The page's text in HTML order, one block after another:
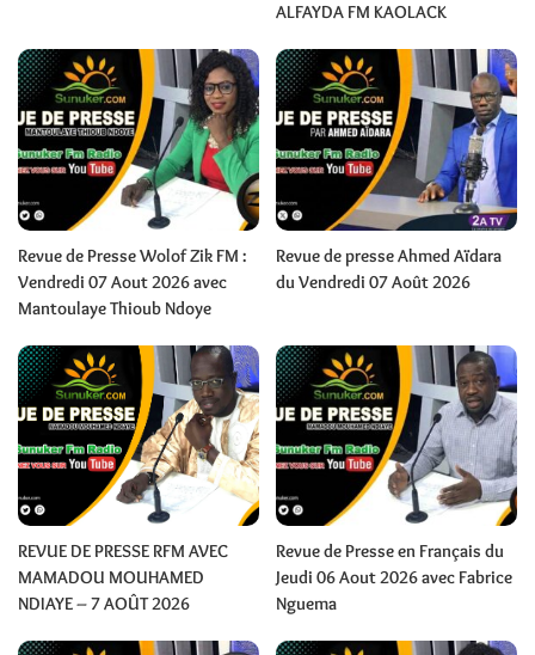
ALFAYDA FM KAOLACK
Revue de Presse Wolof Zik FM :
Vendredi 07 Aout 2026 avec
Mantoulaye Thioub Ndoye
Revue de presse Ahmed Aïdara
du Vendredi 07 Août 2026
REVUE DE PRESSE RFM AVEC
MAMADOU MOUHAMED
NDIAYE – 7 AOÛT 2026
Revue de Presse en Français du
Jeudi 06 Aout 2026 avec Fabrice
Nguema